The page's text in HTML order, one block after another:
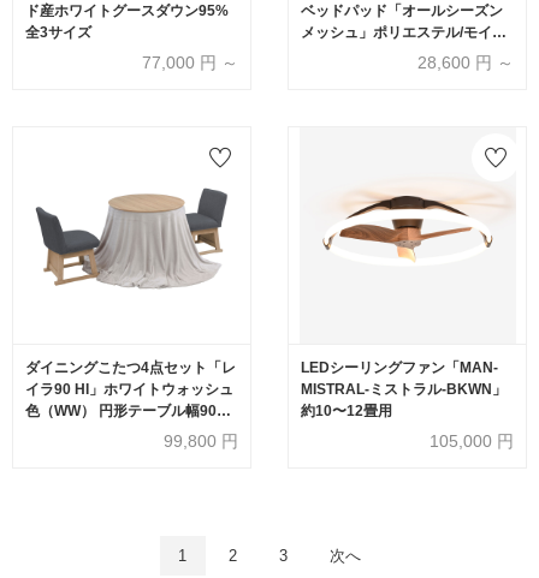
ド産ホワイトグースダウン95%
全3サイズ
77,000 円 ～
ベッドパッド「オールシーズン
メッシュ」ポリエステル/モイス
28,600 円 ～
ダイニングこたつ4点セット「レ
イラ90 HI」ホワイトウォッシュ
色（WW） 円形テーブル幅90cm
＋回転椅子2脚＋こたつ布団
99,800 円
LEDシーリングファン「MAN-
MISTRAL-ミストラル-BKWN」
約10〜12畳用
105,000 円
1 2 3 次へ